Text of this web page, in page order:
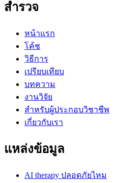
สำรวจ
หน้าแรก
โค้ช
วิธีการ
เปรียบเทียบ
บทความ
งานวิจัย
สำหรับผู้ประกอบวิชาชีพ
เกี่ยวกับเรา
แหล่งข้อมูล
AI therapy ปลอดภัยไหม